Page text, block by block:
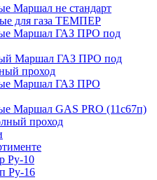
Маршал не стандарт
для газа ТЕМПЕР
Маршал ГАЗ ПРО под
Маршал ГАЗ ПРО под
проход
Маршал ГАЗ ПРО
Маршал GAS PRO (11с67п)
проход
Ру-10
Ру-16